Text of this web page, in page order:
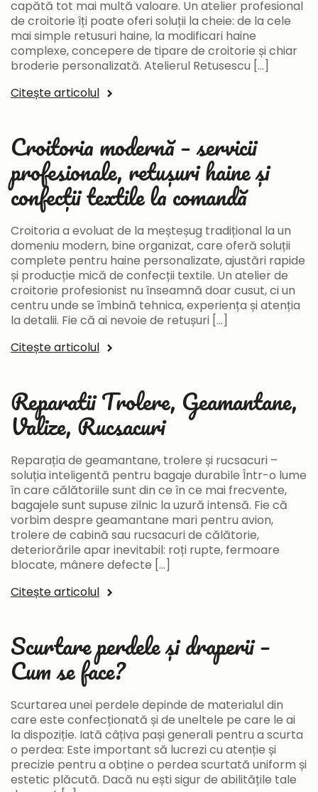
capătă tot mai multă valoare. Un atelier profesional
de croitorie îți poate oferi soluții la cheie: de la cele
mai simple retusuri haine, la modificari haine
complexe, concepere de tipare de croitorie și chiar
broderie personalizată. Atelierul Retusescu […]
Citește articolul
Croitoria modernă – servicii
profesionale, retușuri haine și
confecții textile la comandă
Croitoria a evoluat de la meșteșug tradițional la un
domeniu modern, bine organizat, care oferă soluții
complete pentru haine personalizate, ajustări rapide
și producție mică de confecții textile. Un atelier de
croitorie profesionist nu înseamnă doar cusut, ci un
centru unde se îmbină tehnica, experiența și atenția
la detalii. Fie că ai nevoie de retușuri […]
Citește articolul
Reparatii Trolere, Geamantane,
Valize, Rucsacuri
Reparația de geamantane, trolere și rucsacuri –
soluția inteligentă pentru bagaje durabile Într-o lume
în care călătoriile sunt din ce în ce mai frecvente,
bagajele sunt supuse zilnic la uzură intensă. Fie că
vorbim despre geamantane mari pentru avion,
trolere de cabină sau rucsacuri de călătorie,
deteriorările apar inevitabil: roți rupte, fermoare
blocate, mânere defecte […]
Citește articolul
Scurtare perdele și draperii –
Cum se face?
Scurtarea unei perdele depinde de materialul din
care este confecționată și de uneltele pe care le ai
la dispoziție. Iată câțiva pași generali pentru a scurta
o perdea: Este important să lucrezi cu atenție și
precizie pentru a obține o perdea scurtată uniform și
estetic plăcută. Dacă nu ești sigur de abilitățile tale